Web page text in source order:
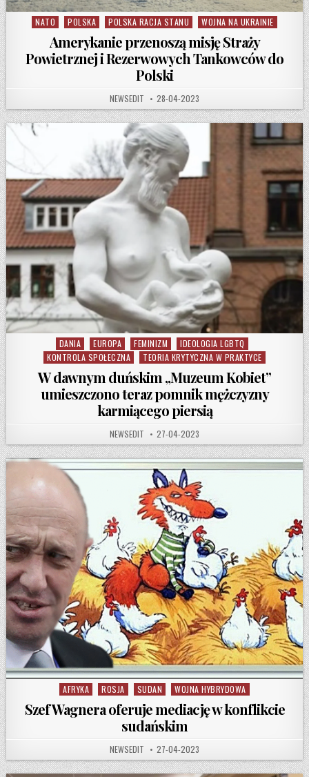
Posted in
NATO POLSKA POLSKA RACJA STANU WOJNA NA UKRAINIE
Amerykanie przenoszą misję Straży
Powietrznej i Rezerwowych Tankowców do
Polski
AUTHOR:
NEWSEDIT PUBLISHED DATE:
28-04-2023
Posted in
DANIA EUROPA FEMINIZM
IDEOLOGIA LGBTQ
KONTROLA SPOŁECZNA
TEORIA KRYTYCZNA W PRAKTYCE
W dawnym duńskim „Muzeum Kobiet”
umieszczono teraz pomnik mężczyzny
karmiącego piersią
AUTHOR:
NEWSEDIT PUBLISHED DATE:
27-04-2023
Posted in
AFRYKA ROSJA SUDAN WOJNA HYBRYDOWA
Szef Wagnera oferuje mediację w konflikcie
sudańskim
AUTHOR:
NEWSEDIT PUBLISHED DATE:
27-04-2023